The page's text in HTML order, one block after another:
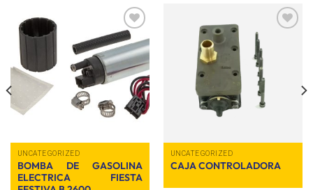
Añadir
a la
lista de
deseos
UNCATEGORIZED
BOMBA DE GASOLINA
ELECTRICA FIESTA
UNCATEGORIZED
CAJA CONTROLADORA